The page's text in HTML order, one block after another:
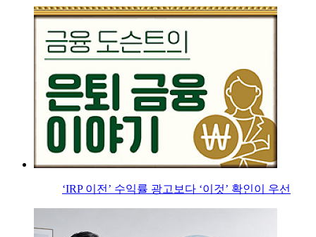
‘IRP 이전’ 수익률 광고보다 ‘이것’ 확인이 우선